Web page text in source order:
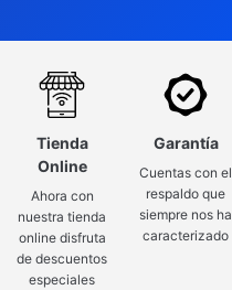
Tienda
Online
Ahora con
nuestra tienda
online disfruta
de descuentos
especiales
Garantía
Cuentas con el
respaldo que
siempre nos ha
caracterizado